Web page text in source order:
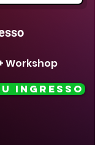
Workshop
Ingresso